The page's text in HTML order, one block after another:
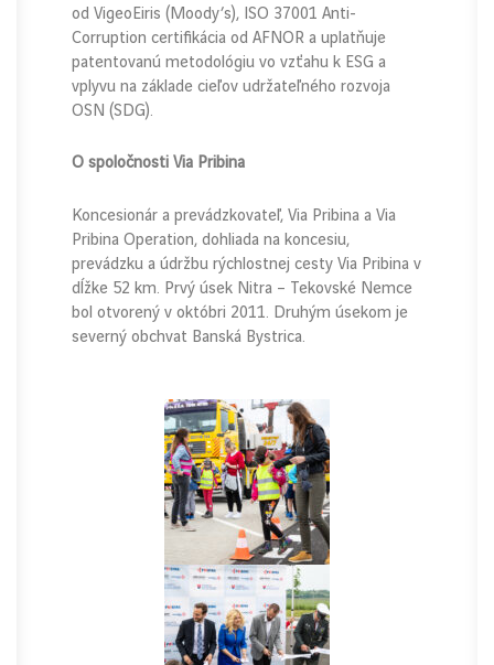
od VigeoEiris (Moody’s), ISO 37001 Anti-
Corruption certifikácia od AFNOR a uplatňuje
patentovanú metodológiu vo vzťahu k ESG a
vplyvu na základe cieľov udržateľného rozvoja
OSN (SDG).
O spoločnosti Via Pribina
Koncesionár a prevádzkovateľ, Via Pribina a Via
Pribina Operation, dohliada na koncesiu,
prevádzku a údržbu rýchlostnej cesty Via Pribina v
dĺžke 52 km. Prvý úsek Nitra – Tekovské Nemce
bol otvorený v októbri 2011. Druhým úsekom je
severný obchvat Banská Bystrica.